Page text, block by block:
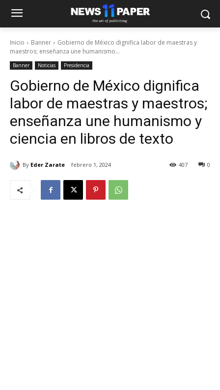
Inicio Banner
Gobierno de México dignifica labor de maestras y
maestros; enseñanza une humanismo...
Banner Noticias Presidencia
Gobierno de México dignifica
labor de maestras y maestros;
enseñanza une humanismo y
ciencia en libros de texto
By Eder Zarate febrero 1, 2024 0
407